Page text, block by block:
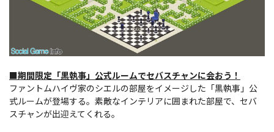
■期間限定「黒執事」公式ルームでセバスチャンに会おう！
ファントムハイヴ家のシエルの部屋をイメージした「黒執事」公
式ルームが登場する。素敵なインテリアに囲まれた部屋で、セバ
スチャンが出迎えてくれる。